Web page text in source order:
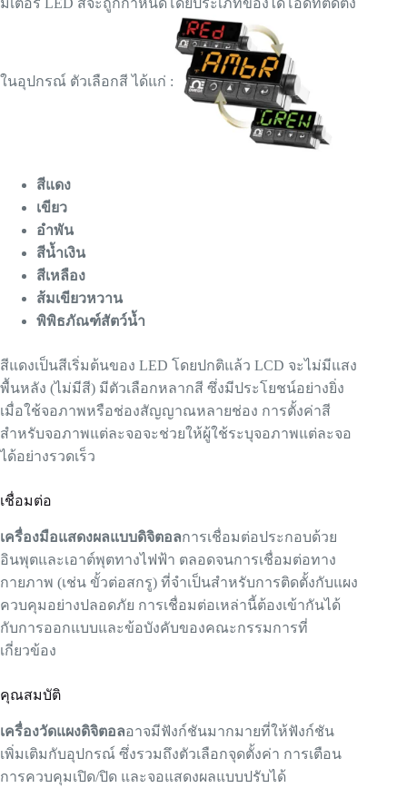
มิเตอร์ LED สีจะถูกกำหนดโดยประเภทของไดโอดที่ติดตั้ง
ในอุปกรณ์ ตัวเลือกสี ได้แก่ :
สีแดง
เขียว
อำพัน
สีน้ำเงิน
สีเหลือง
ส้มเขียวหวาน
พิพิธภัณฑ์สัตว์น้ำ
สีแดงเป็นสีเริ่มต้นของ LED โดยปกติแล้ว LCD จะไม่มีแสง
พื้นหลัง (ไม่มีสี) มีตัวเลือกหลากสี ซึ่งมีประโยชน์อย่างยิ่ง
เมื่อใช้จอภาพหรือช่องสัญญาณหลายช่อง การตั้งค่าสี
สำหรับจอภาพแต่ละจอจะช่วยให้ผู้ใช้ระบุจอภาพแต่ละจอ
ได้อย่างรวดเร็ว
เชื่อมต่อ
เครื่องมือแสดงผลแบบดิจิตอลการเชื่อมต่อประกอบด้วย
อินพุตและเอาต์พุตทางไฟฟ้า ตลอดจนการเชื่อมต่อทาง
กายภาพ (เช่น ขั้วต่อสกรู) ที่จำเป็นสำหรับการติดตั้งกับแผง
ควบคุมอย่างปลอดภัย การเชื่อมต่อเหล่านี้ต้องเข้ากันได้
กับการออกแบบและข้อบังคับของคณะกรรมการที่
เกี่ยวข้อง
คุณสมบัติ
เครื่องวัดแผงดิจิตอลอาจมีฟังก์ชันมากมายที่ให้ฟังก์ชัน
เพิ่มเติมกับอุปกรณ์ ซึ่งรวมถึงตัวเลือกจุดตั้งค่า การเตือน
การควบคุมเปิด/ปิด และจอแสดงผลแบบปรับได้